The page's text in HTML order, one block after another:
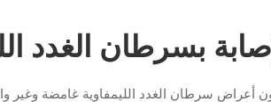
بسرطان الغدد
أعراض سرطان الغدد الليمفاوية غامضة وغير